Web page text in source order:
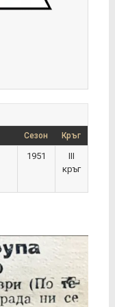
Сезон Кръг
1951
III
кръг